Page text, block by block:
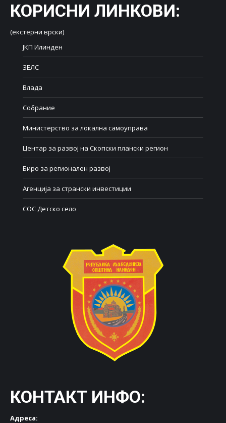
КОРИСНИ ЛИНКОВИ:
(екстерни врски)
ЈКП Илинден
ЗЕЛС
Влада
Собрание
Министерство за локална самоуправа
Центар за развој на Скопски плански регион
Биро за регионален развој
Агенција за странски инвестиции
СОС Детско село
КОНТАКТ ИНФО:
Адреса: